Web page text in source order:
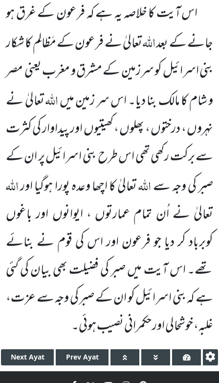
اس آیت کا خلاصہ یہ ہے کہ فرعون کے غرق ہو
جانے کے بعداللہتعالیٰ نے فرعون کے مَظالِم کا شکار
بنی اسرائیلکو سرزمین کے مشرق و مغرب یعنیمصر
و شام کا مالک بنا دیا۔ اس سر زمین میںاللہتعالیٰ نے
نہروں ، درختوں ، پھلوں ، کھیتیوںاور پیداوار کی کثرت
سے برکت رکھی تھی اس طرحبنی اسرائیل پر ان کے
صبر کی وجہ سےاللہتعالیٰ کا اچھا وعدہ پورا ہوگیا اوراللہ
تعالیٰ نے اُن تمام عمارتوں ، ایوانوں اور باغوں
کوبرباد کر دیا جو فرعون اور اس کی قوم نے بنائے
تھے۔ اس آیت میں صبر کی فضیلت بھی بیان کی گئی
ہے کہ بنی اسرائیل کو ان کے صبر کی وجہ سے عزت،
غلبہ، خوشحالی اور حکمرانی نصیب ہوئی۔
Next Ayat Prev Ayat